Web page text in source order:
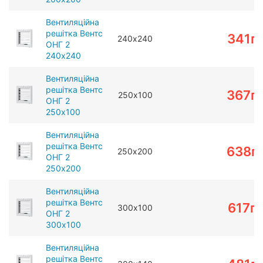
Вентиляційна
решітка Вентс
ОНГ 2
240х240
240х240 341
Вентиляційна
решітка Вентс
ОНГ 2
250х100
250х100 367
Вентиляційна
решітка Вентс
ОНГ 2
250х200
250х200 638
Вентиляційна
решітка Вентс
ОНГ 2
300х100
300х100 617
Вентиляційна
решітка Вентс